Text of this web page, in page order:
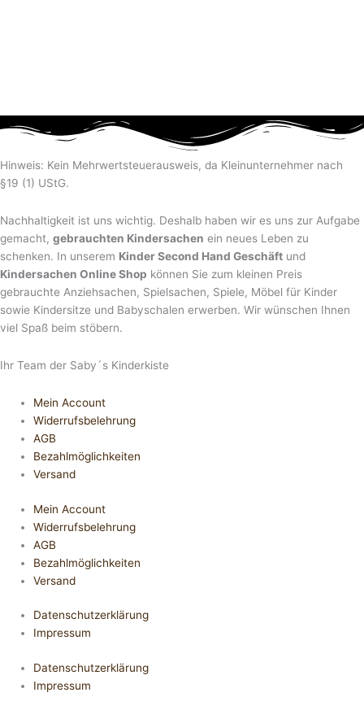
Hinweis: Kein Mehrwertsteuerausweis, da Kleinunternehmer nach
§19 (1) UStG.
Nachhaltigkeit ist uns wichtig. Deshalb haben wir es uns zur Aufgabe
gemacht, gebrauchten Kindersachen ein neues Leben zu
schenken. In unserem Kinder Second Hand Geschäft und
Kindersachen Online Shop können Sie zum kleinen Preis
gebrauchte Anziehsachen, Spiel­sachen, Spiele, Möbel für Kinder
sowie Kindersitze und Babyschalen erwerben. Wir wünschen Ihnen
viel Spaß beim stöbern.
Ihr Team der Saby´s Kinderkiste
Mein Account
Widerrufsbelehrung
AGB
Bezahlmöglichkeiten
Versand
Mein Account
Widerrufsbelehrung
AGB
Bezahlmöglichkeiten
Versand
Datenschutzerklärung
Impressum
Datenschutzerklärung
Impressum